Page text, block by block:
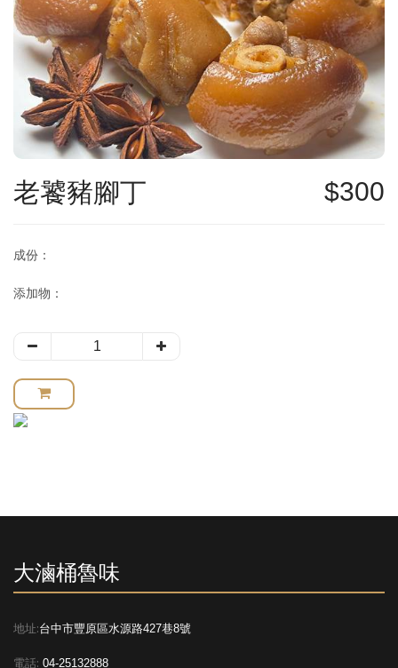
老饕豬腳丁 300
成份：
添加物：
大滷桶魯味
地址:台中市豐原區水源路427巷8號
電話: 04-25132888